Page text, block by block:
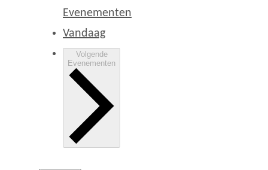
Evenementen
Vandaag
Volgende
Evenementen